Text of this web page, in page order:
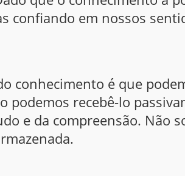
confiando em nossos
conhecimento é que
podemos recebê-lo
e da compreensão. Não